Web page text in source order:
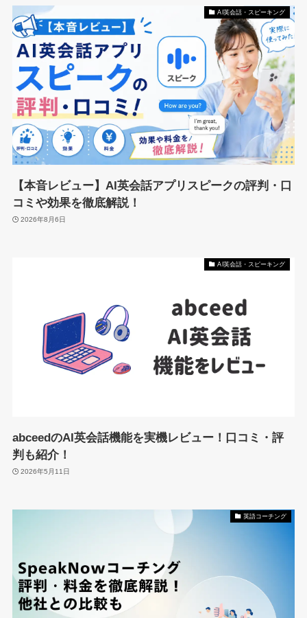
AI英会話・スピーキング
【本音レビュー】AI英会話アプリスピークの評判・口
コミや効果を徹底解説！
2026年8月6日
AI英会話・スピーキング
abceedのAI英会話機能を実機レビュー！口コミ・評
判も紹介！
2026年5月11日
英語コーチング